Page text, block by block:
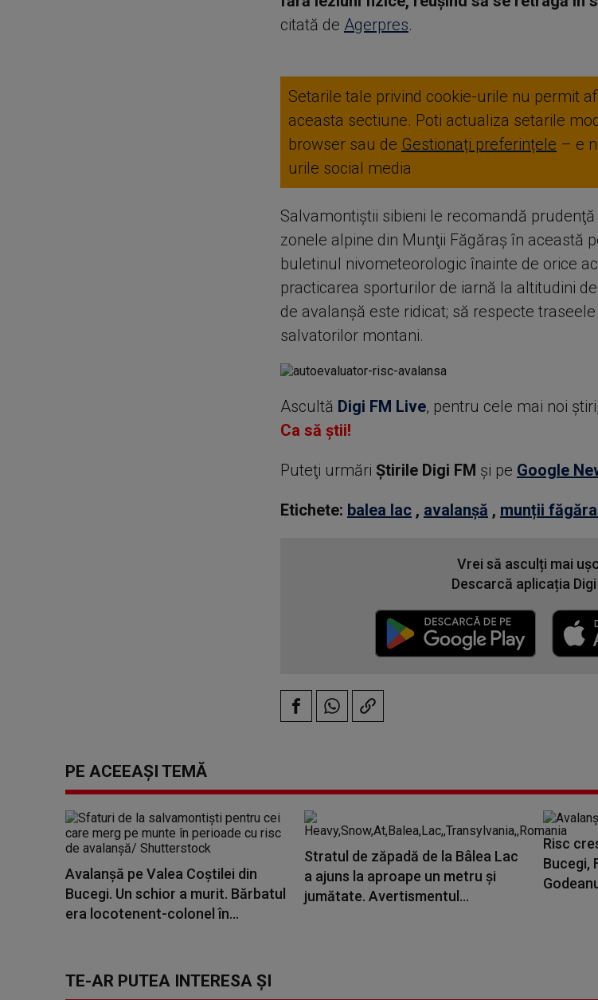
citată de Agerpres.
Setarile tale privind cookie-urile nu permit
aceasta sectiune. Poti actualiza setarile
browser sau de Gestionați preferințele – e
urile social media
Salvamontiştii sibieni le recomandă
zonele alpine din Munţii Făgăraş în această
buletinul nivometeorologic înainte de orice
practicarea sporturilor de iarnă la altitudini
de avalanşă este ridicat; să respecte
salvatorilor montani.
Ascultă Digi FM Live, pentru cele mai noi
Ca să știi!
Puteţi urmări Știrile Digi FM şi pe Google
Etichete: balea lac, avalanșă , munții
Vrei să asculți mai
Descarcă aplicația Digi
PE ACEEAȘI TEMĂ
Avalanşă pe Valea Coştilei din
Bucegi. Un schior a murit. Bărbatul
era locotenent-colonel în...
Stratul de zăpadă de la Bâlea Lac
a ajuns la aproape un metru şi
jumătate. Avertismentul...
Risc
Bucegi,
TE-AR PUTEA INTERESA ȘI